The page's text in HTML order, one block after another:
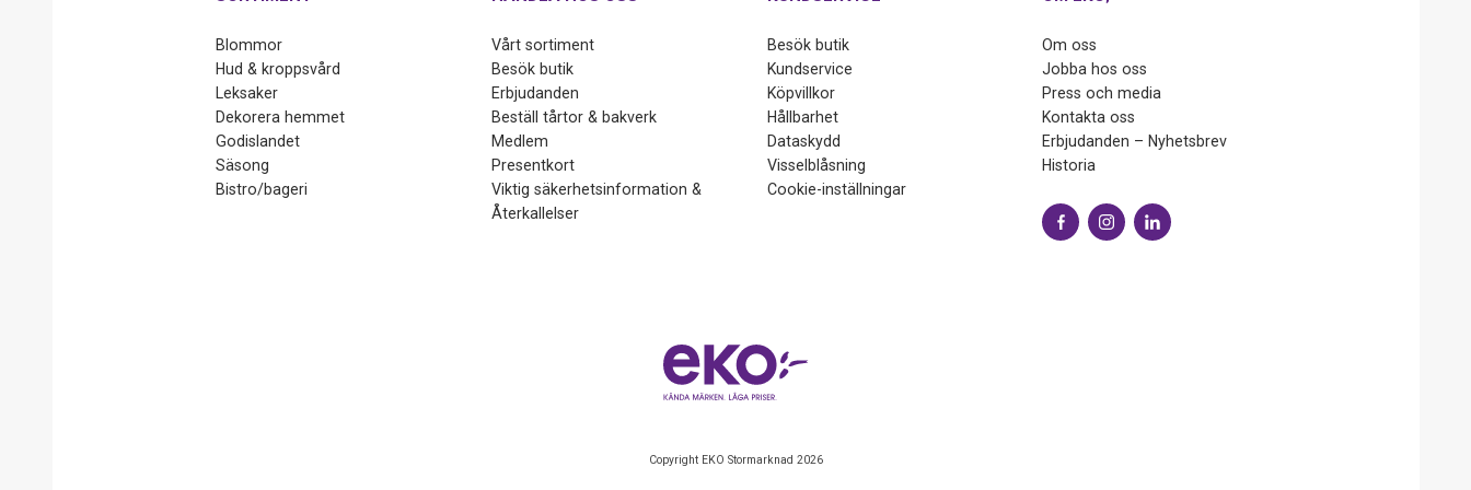
Blommor
Hud & kroppsvård
Leksaker
Dekorera hemmet
Godislandet
Säsong
Bistro/bageri
Vårt sortiment
Besök butik
Erbjudanden
Beställ tårtor & bakverk
Medlem
Presentkort
Viktig säkerhetsinformation &
Återkallelser
Besök butik
Kundservice
Köpvillkor
Hållbarhet
Dataskydd
Visselblåsning
Cookie-inställningar
Om oss
Jobba hos oss
Press och media
Kontakta oss
Erbjudanden – Nyhetsbrev
Historia
Copyright EKO Stormarknad 2026